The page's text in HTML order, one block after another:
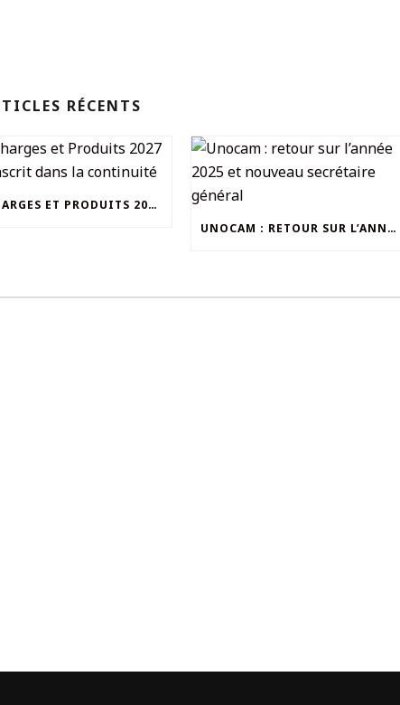
RÉCENTS
UN CHARGES ET PRODUITS 2027 QUI S’INSCRIT DANS LA CONTINUITÉ
UNOCAM : RETOUR SUR L’ANNÉE 2025 ET NOUVEAU SECRÉTAIRE GÉNÉRAL